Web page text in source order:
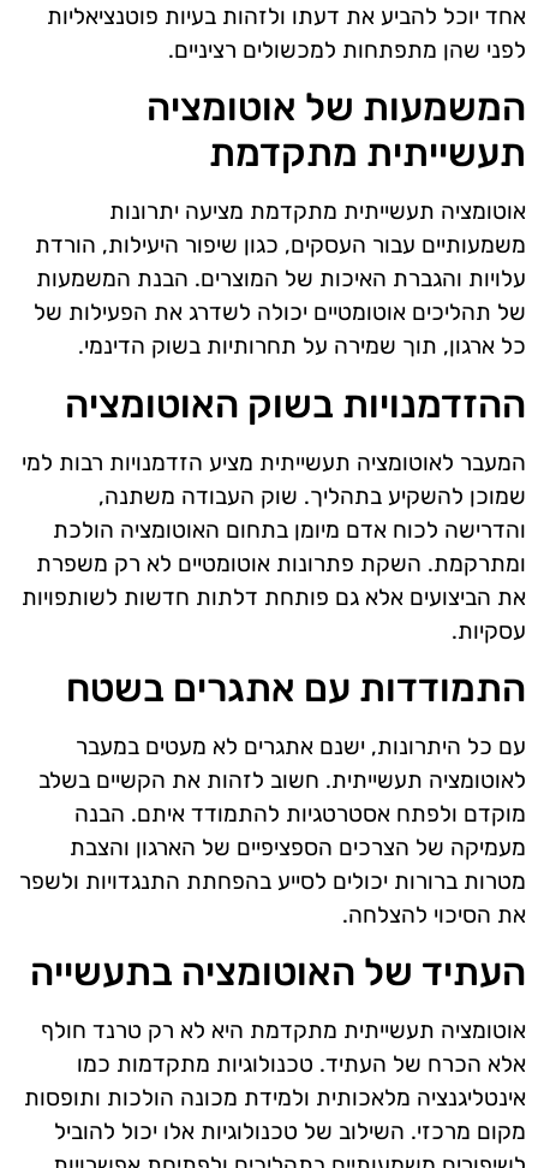
אחד יוכל להביע את דעתו ולזהות בעיות פוטנציאליות
לפני שהן מתפתחות למכשולים רציניים.
המשמעות של אוטומציה
תעשייתית מתקדמת
אוטומציה תעשייתית מתקדמת מציעה יתרונות
משמעותיים עבור העסקים, כגון שיפור היעילות, הורדת
עלויות והגברת האיכות של המוצרים. הבנת המשמעות
של תהליכים אוטומטיים יכולה לשדרג את הפעילות של
כל ארגון, תוך שמירה על תחרותיות בשוק הדינמי.
ההזדמנויות בשוק האוטומציה
המעבר לאוטומציה תעשייתית מציע הזדמנויות רבות למי
שמוכן להשקיע בתהליך. שוק העבודה משתנה,
והדרישה לכוח אדם מיומן בתחום האוטומציה הולכת
ומתרקמת. השקת פתרונות אוטומטיים לא רק משפרת
את הביצועים אלא גם פותחת דלתות חדשות לשותפויות
עסקיות.
התמודדות עם אתגרים בשטח
עם כל היתרונות, ישנם אתגרים לא מעטים במעבר
לאוטומציה תעשייתית. חשוב לזהות את הקשיים בשלב
מוקדם ולפתח אסטרטגיות להתמודד איתם. הבנה
מעמיקה של הצרכים הספציפיים של הארגון והצבת
מטרות ברורות יכולים לסייע בהפחתת התנגדויות ולשפר
את הסיכוי להצלחה.
העתיד של האוטומציה בתעשייה
אוטומציה תעשייתית מתקדמת היא לא רק טרנד חולף
אלא הכרח של העתיד. טכנולוגיות מתקדמות כמו
אינטליגנציה מלאכותית ולמידת מכונה הולכות ותופסות
מקום מרכזי. השילוב של טכנולוגיות אלו יכול להוביל